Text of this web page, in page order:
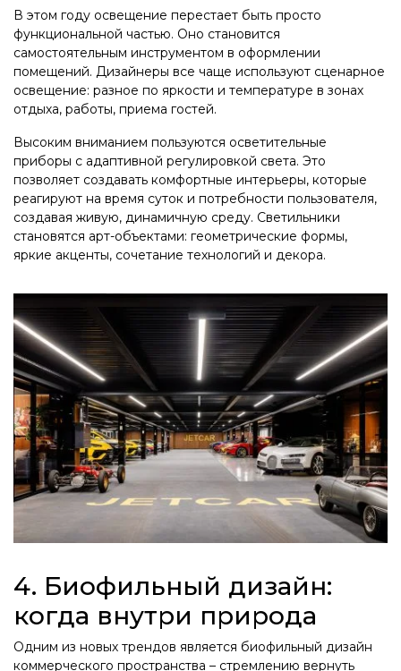
В этом году освещение перестает быть просто
функциональной частью. Оно становится
самостоятельным инструментом в оформлении
помещений. Дизайнеры все чаще используют сценарное
освещение: разное по яркости и температуре в зонах
отдыха, работы, приема гостей.
Высоким вниманием пользуются осветительные
приборы с адаптивной регулировкой света. Это
позволяет создавать комфортные интерьеры, которые
реагируют на время суток и потребности пользователя,
создавая живую, динамичную среду. Светильники
становятся арт-объектами: геометрические формы,
яркие акценты, сочетание технологий и декора.
4. Биофильный дизайн:
когда внутри природа
Одним из новых трендов является биофильный дизайн
коммерческого пространства – стремлению вернуть